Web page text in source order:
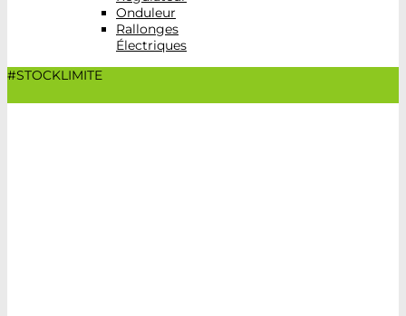
Onduleur
Rallonges
Électriques
#STOCKLIMITE